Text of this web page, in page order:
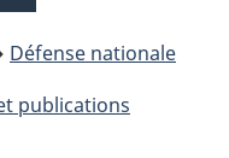
Défense nationale
publications